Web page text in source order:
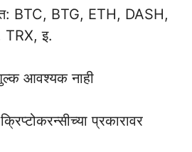
BTC, BTG, ETH, DASH,
TRX, इ.
आवश्यक नाही
प्रकारावर